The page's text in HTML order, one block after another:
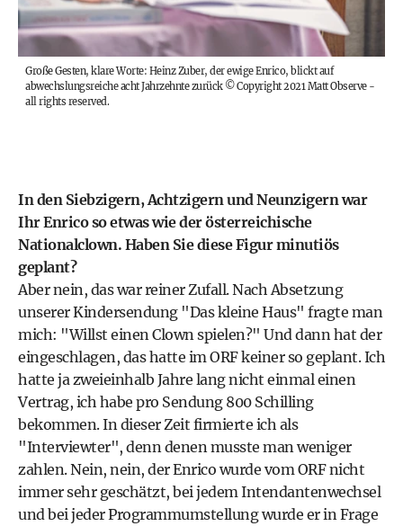
Große Gesten, klare Worte: Heinz Zuber, der ewige Enrico, blickt auf
abwechslungsreiche acht Jahrzehnte zurück©Copyright 2021 Matt Observe -
all rights reserved.
In den Siebzigern, Achtzigern und Neunzigern war
Ihr Enrico so etwas wie der österreichische
Nationalclown. Haben Sie diese Figur minutiös
geplant?
Aber nein, das war reiner Zufall. Nach Absetzung
unserer Kindersendung "Das kleine Haus" fragte man
mich: "Willst einen Clown spielen?" Und dann hat der
eingeschlagen, das hatte im ORF keiner so geplant. Ich
hatte ja zweieinhalb Jahre lang nicht einmal einen
Vertrag, ich habe pro Sendung 800 Schilling
bekommen. In dieser Zeit firmierte ich als
"Interviewter", denn denen musste man weniger
zahlen. Nein, nein, der Enrico wurde vom ORF nicht
immer sehr geschätzt, bei jedem Intendantenwechsel
und bei jeder Programmumstellung wurde er in Frage